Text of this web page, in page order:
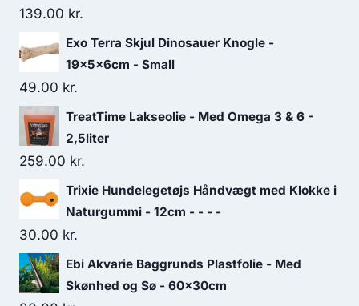
139.00 kr.
Exo Terra Skjul Dinosauer Knogle -
19x5x6cm - Small
49.00 kr.
TreatTime Lakseolie - Med Omega 3 & 6 -
2,5liter
259.00 kr.
Trixie Hundelegetøjs Håndvægt med Klokke i
Naturgummi - 12cm - - - -
30.00 kr.
Ebi Akvarie Baggrunds Plastfolie - Med
Skønhed og Sø - 60x30cm